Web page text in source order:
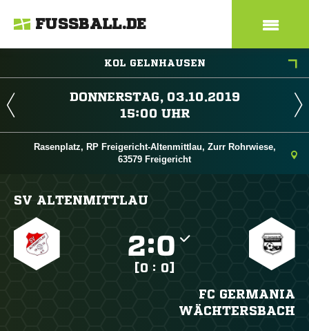
FUSSBALL.DE
KOL GELNHAUSEN
 
 
Rasenplatz, RP Freigericht-Altenmittlau, Zurr Rohrwiese,
63579 Freigericht
SV ALTENMITTLAU
:
[0 : 0]
FC GERMANIA
WÄCHTERSBACH